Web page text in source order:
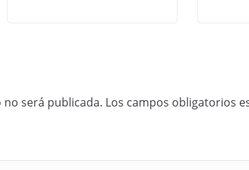
será publicada. Los campos obligatorios